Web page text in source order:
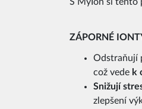
S MyIon si tento
ZÁPORNÉ
Odstraňují
což vede k
Snižují
zlepšení